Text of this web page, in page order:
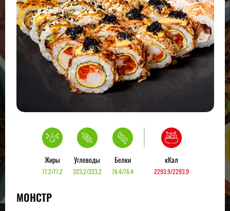
Жиры
77.2/77.2
Углеводы
323.2/323.2
Белки
76.4/76.4
кКал
2293.9/2293.9
МОНСТР